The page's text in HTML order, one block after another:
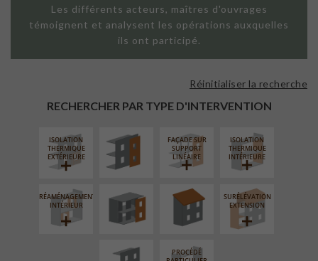
Les différents acteurs, maîtres d'ouvrages
témoignent et analysent les opérations auxquelles
ils ont participé.
RECHERCHER PAR TYPE D'INTERVENTION
Réinitialiser la recherche
ISOLATION
THERMIQUE
EXTÉRIEURE
FAÇADE SUR
SUPPORT
LINÉAIRE
ISOLATION
THERMIQUE
INTÉRIEURE
RÉAMÉNAGEMENT
INTÉRIEUR
FERMETURE
LOGGIAS
RÉFECTION DES
TOITURES
SURÉLÉVATION
EXTENSION
AMÉNAGEMENT
EXTÉRIEUR
PROCÉDÉ